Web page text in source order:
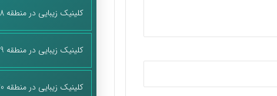
کلینیک زیبایی در منطقه 18
کلینیک زیبایی در منطقه 19
کلینیک زیبایی در منطقه 20